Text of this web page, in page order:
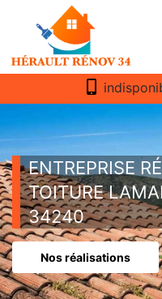
ENTREPRISE
TOITURE
34240
Nos réalisations